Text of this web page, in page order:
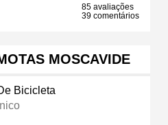
85 avaliações
39 comentários
MOSCAVIDE
Bicicleta